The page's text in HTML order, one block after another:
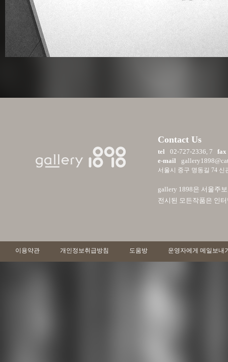
Contact Us
tel 02-727-2336, 7 fax
e-mail
서울시 중구 명동길 74 신
gallery 1898은 서울주
전시된 모든작품은 인
이용약관 개인정보취급방침 도움방 운영자에게 메일보내